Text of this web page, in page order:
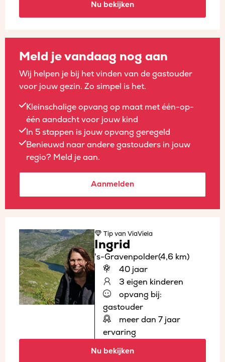
Nu bekijken
Meld je vandaag nog aan
Wij helpen je bij het vinden van de gastouder
voor jouw gezin. Zo simpel is het.
Kleinschalige opvang op maat met één-op-
één aandacht voor jouw kind
In 5 stappen is jouw opvang geregeld
Benieuwd naar andere gastouders in jouw
regio? Meld je aan.
Aanmelden
Tipvan ViaViela
Ingrid
's-Gravenpolder(4,6 km)
40 jaar
3 eigen kinderen
opvang bij:
gastouder
meer dan 7 jaar
ervaring
Nu bekijken